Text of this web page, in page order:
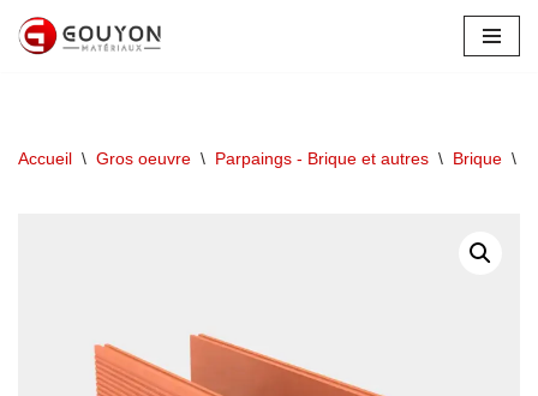
Accueil \ Gros oeuvre \ Parpaings - Brique et autres \ Brique \